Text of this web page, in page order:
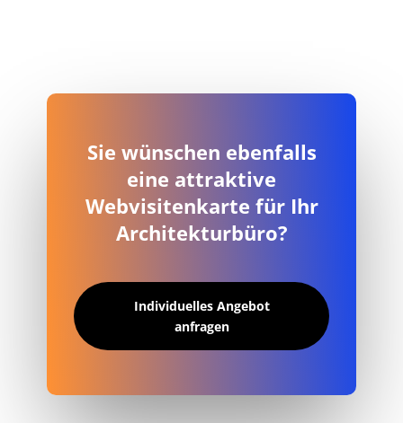
Sie wünschen ebenfalls
eine attraktive
Webvisitenkarte für Ihr
Architekturbüro?
Individuelles Angebot
anfragen